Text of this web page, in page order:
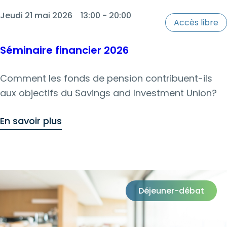
Jeudi 21 mai 2026 13:00 - 20:00
Accès libre
Séminaire financier 2026
Comment les fonds de pension contribuent-ils
aux objectifs du Savings and Investment Union?
En savoir plus
Déjeuner-débat